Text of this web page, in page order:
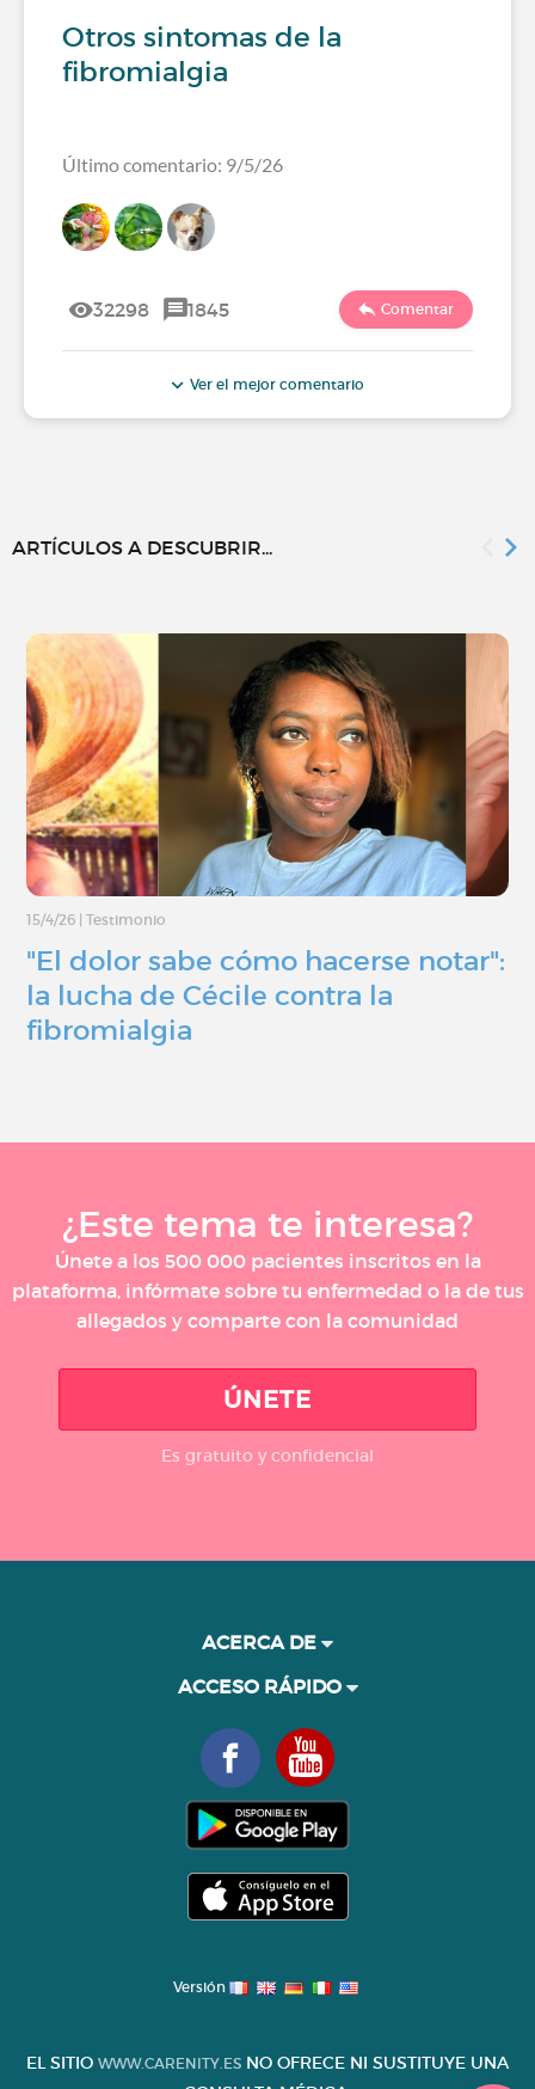
Otros sintomas de la
fibromialgia
Último comentario: 9/5/26
32298 1845 Comentar
Ver el mejor comentario
ARTÍCULOS A DESCUBRIR...
15/4/26 Testimonio
"El dolor sabe cómo hacerse notar":
la lucha de Cécile contra la
fibromialgia
¿Este tema te interesa?
Únete a los 500 000 pacientes inscritos en la
plataforma, infórmate sobre tu enfermedad o la de tus
allegados y comparte con la comunidad
ÚNETE
Es gratuito y confidencial
ACERCA DE
ACCESO RÁPIDO
Versión
EL SITIO WWW.CARENITY.ES NO OFRECE NI SUSTITUYE UNA